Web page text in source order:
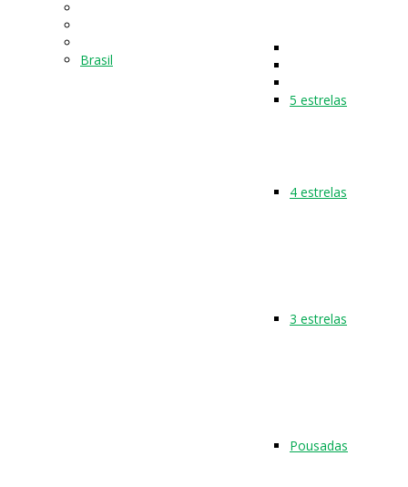
Brasil
5 estrelas
4 estrelas
3 estrelas
Pousadas